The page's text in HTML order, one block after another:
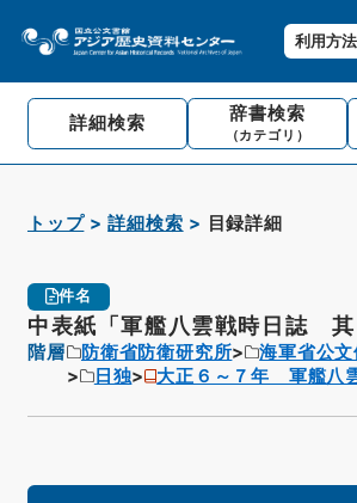
利用方法
詳細検索 辞書検索
（カテゴリ）
トップ 詳細検索 目録詳細
件名
中表紙「軍艦八雲戦時日誌 其
階層 防衛省防衛研究所 海軍省公
日独
大正６～７年 軍艦八